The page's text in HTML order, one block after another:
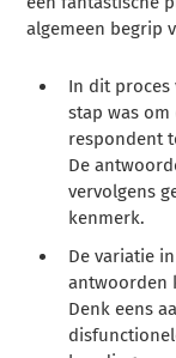
algemeen begrip
In dit proces
stap was
respondent
De
vervolgens
kenmerk.
De variatie
antwoorden
Denk eens